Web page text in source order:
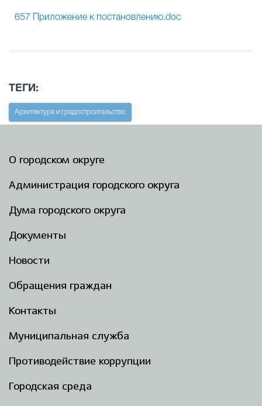
657 Приложение к постановлению.doc
ТЕГИ:
Архитектура и градостроительство
О городском округе
Администрация городского округа
Дума городского округа
Документы
Новости
Обращения граждан
Контакты
Муниципальная служба
Противодействие коррупции
Городская среда